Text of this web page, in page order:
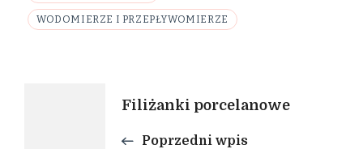
WODOMIERZE I PRZEPŁYWOMIERZE
NawigacjaFiliżanki porcelanowe
Poprzedni wpis